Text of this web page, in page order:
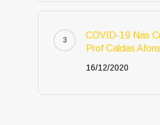
COVID-19 Nas
Prof Caldas
16/12/2020